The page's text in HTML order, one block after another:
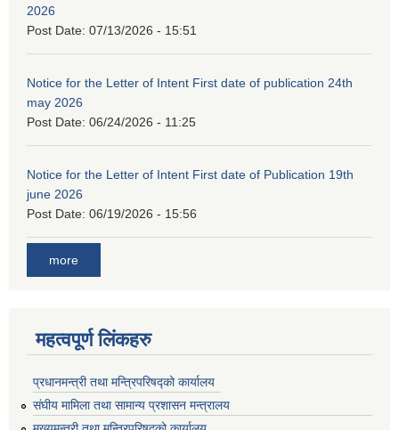
2026
Post Date: 07/13/2026 - 15:51
Notice for the Letter of Intent First date of publication 24th
may 2026
Post Date: 06/24/2026 - 11:25
Notice for the Letter of Intent First date of Publication 19th
june 2026
Post Date: 06/19/2026 - 15:56
more
महत्वपूर्ण लिंकहरु
प्रधानमन्त्री तथा मन्त्रिपरिषद्को कार्यालय
संघीय मामिला तथा सामान्य प्रशासन मन्त्रालय